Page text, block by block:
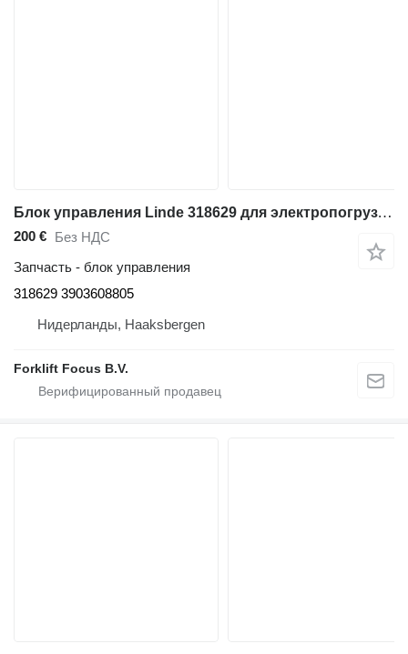
Блок управления Linde 318629 для электропогрузчика Linde E35P
200 €
Без НДС
Запчасть - блок управления
318629 3903608805
Нидерланды, Haaksbergen
Forklift Focus B.V.